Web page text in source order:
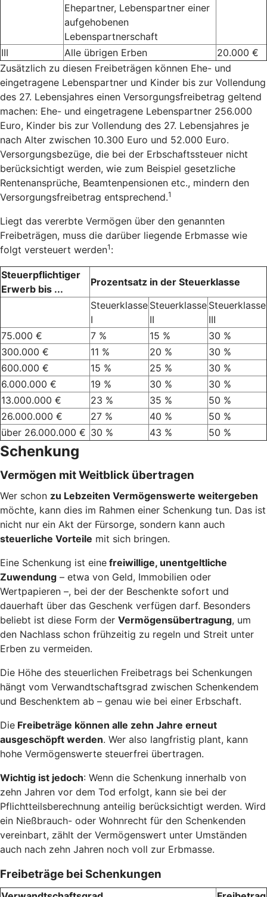
Ehepartner, Lebenspartner einer
aufgehobenen
Lebenspartnerschaft
III Alle übrigen Erben
20.000 €
Zusätzlich zu diesen Freibeträgen können Ehe- und
eingetragene Lebenspartner und Kinder bis zur Vollendung
des 27. Lebensjahres einen Versorgungsfreibetrag geltend
machen: Ehe- und eingetragene Lebenspartner 256.000
Euro, Kinder bis zur Vollendung des 27. Lebensjahres je
nach Alter zwischen 10.300 Euro und 52.000 Euro.
Versorgungsbezüge, die bei der Erbschaftssteuer nicht
berücksichtigt werden, wie zum Beispiel gesetzliche
Rentenansprüche, Beamtenpensionen etc., mindern den
Versorgungsfreibetrag entsprechend.1
Liegt das vererbte Vermögen über den genannten
Freibeträgen, muss die darüber liegende Erbmasse wie
folgt versteuert werden1 :
Steuerpflichtiger
Erwerb bis ...
Prozentsatz in der Steuerklasse
Steuerklasse
I
Steuerklasse
II
Steuerklasse
III
75.000 €
7 % 15 %
30 %
300.000 €
11 % 20 %
30 %
600.000 €
15 % 25 %
30 %
6.000.000 €
19 % 30 %
30 %
13.000.000 €
23 % 35 %
50 %
26.000.000 €
27 % 40 %
50 %
über 26.000.000 € 30 % 43 % 50 %
Schenkung
Vermögen mit Weitblick übertragen
Wer schon zu Lebzeiten Vermögenswerte weitergeben
möchte, kann dies im Rahmen einer Schenkung tun. Das ist
nicht nur ein Akt der Fürsorge, sondern kann auch
steuerliche Vorteile mit sich bringen.
Eine Schenkung ist eine freiwillige, unentgeltliche
Zuwendung – etwa von Geld, Immobilien oder
Wertpapieren –, bei der der Beschenkte sofort und
dauerhaft über das Geschenk verfügen darf. Besonders
beliebt ist diese Form der Vermögensübertragung, um
den Nachlass schon frühzeitig zu regeln und Streit unter
Erben zu vermeiden.
Die Höhe des steuerlichen Freibetrags bei Schenkungen
hängt vom Verwandtschaftsgrad zwischen Schenkendem
und Beschenktem ab – genau wie bei einer Erbschaft.
Die Freibeträge können alle zehn Jahre erneut
ausgeschöpft werden. Wer also langfristig plant, kann
hohe Vermögenswerte steuerfrei übertragen.
Wichtig ist jedoch: Wenn die Schenkung innerhalb von
zehn Jahren vor dem Tod erfolgt, kann sie bei der
Pflichtteilsberechnung anteilig berücksichtigt werden. Wird
ein Nießbrauch- oder Wohnrecht für den Schenkenden
vereinbart, zählt der Vermögenswert unter Umständen
auch nach zehn Jahren noch voll zur Erbmasse.
Freibeträge bei Schenkungen